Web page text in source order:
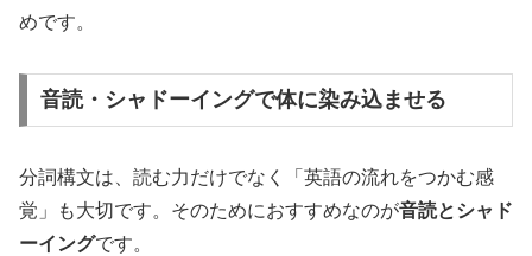
めです。
音読・シャドーイングで体に染み込ませる
分詞構文は、読む力だけでなく「英語の流れをつかむ感
覚」も大切です。そのためにおすすめなのが音読とシャド
ーイングです。